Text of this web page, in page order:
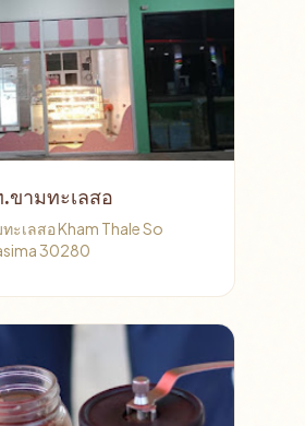
ขามทะเลสอ
เลสอ Kham Thale So
30280